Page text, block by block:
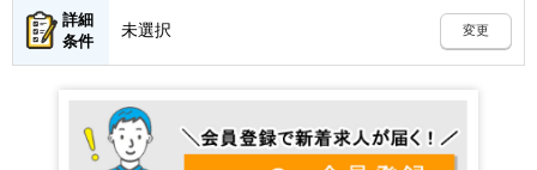
詳細
条件
未選択 変更